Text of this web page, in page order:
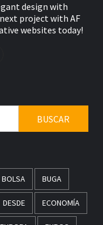
design with
project with AF
websites today!
BOLSA BUGA
DESDE ECONOMÍA